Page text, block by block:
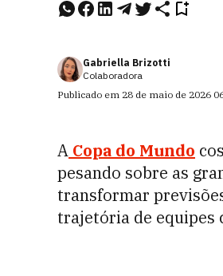
Gabriella Brizotti
Colaboradora
Publicado em 28 de maio de 2026
A Copa do Mundo
pesando sobre as
transformar
trajetória de equipes